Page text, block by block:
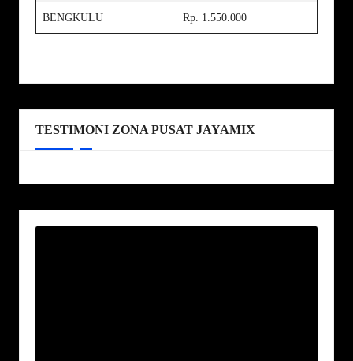
BENGKULU Rp. 1.550.000
TESTIMONI ZONA PUSAT JAYAMIX